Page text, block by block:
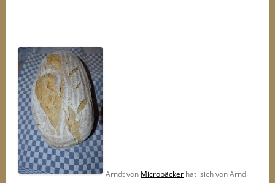
Arndt von Microbäcker hat sich von Arnd